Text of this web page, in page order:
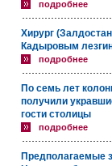
подробнее
Хирург
Кадыровым
подробнее
По семь лет
получили
гости столицы
подробнее
Предполагаемые